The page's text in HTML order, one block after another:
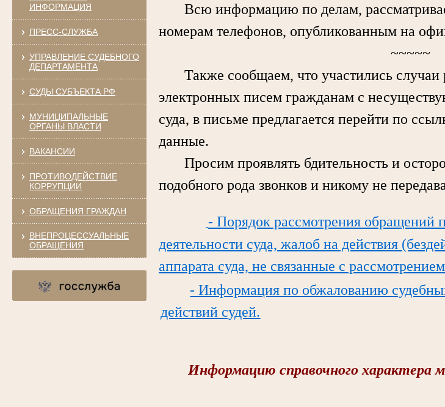
ИНФОРМАЦИЯ
ПРЕСС-СЛУЖБА
УПРАВЛЕНИЕ СУДЕБНОГО
ДЕПАРТАМЕНТА
СУДЫ СУБЪЕКТА РФ
МУНИЦИПАЛЬНЫЕ
ОРГАНЫ ВЛАСТИ
ВАКАНСИИ
ПРОТИВОДЕЙСТВИЕ
КОРРУПЦИИ
ОБРАЩЕНИЯ ГРАЖДАН
ВНЕПРОЦЕССУАЛЬНЫЕ
ОБРАЩЕНИЯ
Всю информацию по делам,
номерам телефонов, опубликованным на
~~~~~
Также сообщаем, что участились случаи
электронных писем гражданам с
суда, в письме предлагается перейти по
данные.
Просим проявлять бдительность и
подобного рода звонков и никому не
- Порядок рассмотрения обращений
деятельности суда, жалоб на действия
аппарата суда, не связанные с
- Информация по обжалованию
действий судей.
Информацию справочного характера